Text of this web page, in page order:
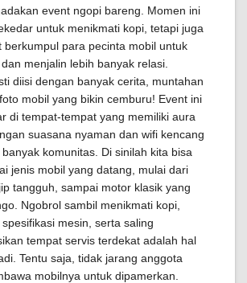
event ngopi bareng. Momen ini
untuk menikmati kopi, tetapi juga
berkumpul para pecinta mobil untuk
menjalin lebih banyak relasi.
diisi dengan banyak cerita, muntahan
mobil yang bikin cemburu! Event ini
di tempat-tempat yang memiliki aura
suasana nyaman dan wifi kencang
komunitas. Di sinilah kita bisa
jenis mobil yang datang, mulai dari
tangguh, sampai motor klasik yang
Ngobrol sambil menikmati kopi,
mesin, serta saling
tempat servis terdekat adalah hal
Tentu saja, tidak jarang anggota
mobilnya untuk dipamerkan.